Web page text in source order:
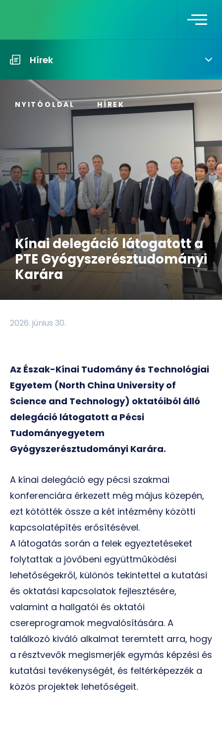
Hírek
NYITÓOLDAL HÍREK
Kínai delegáció látogatott a
PTE Gyógyszerésztudományi
Karára
2026. június 30.
Az Észak-Kínai Tudomány és Technológiai
Egyetem (North China University of
Science and Technology) oktatóiból álló
delegáció látogatott a Pécsi
Tudományegyetem
Gyógyszerésztudományi Karára.
A kínai delegáció egy pécsi szakmai
konferenciára érkezett még május közepén,
ezt kötötték össze a két intézmény közötti
kapcsolatépítés erősítésével.
A látogatás során a felek egyeztetéseket
folytattak a jövőbeni együttműködési
lehetőségekről, különös tekintettel a kutatási
és oktatási kapcsolatok fejlesztésére,
valamint a hallgatói és oktatói
csereprogramok megvalósítására. A
találkozó kiváló alkalmat teremtett arra, hogy
a résztvevők megismerjék egymás képzési és
kutatási tevékenységét, és feltérképezzék a
közös projektek lehetőségeit.